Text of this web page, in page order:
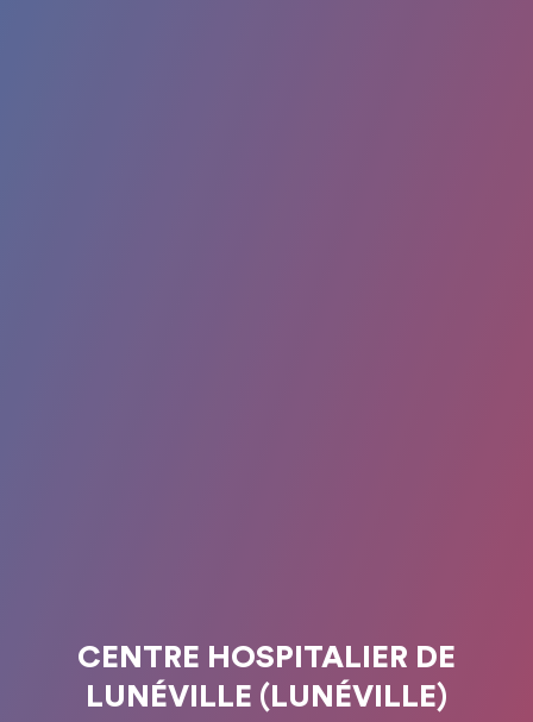
CENTRE HOSPITALIER DE
LUNÉVILLE (LUNÉVILLE)